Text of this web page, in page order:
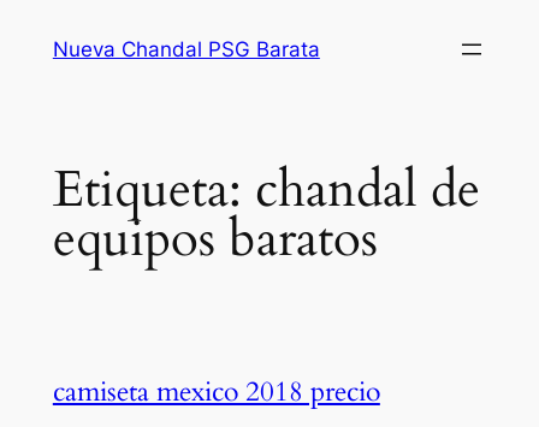
Nueva Chandal PSG Barata
Etiqueta: chandal de
equipos baratos
camiseta mexico 2018 precio